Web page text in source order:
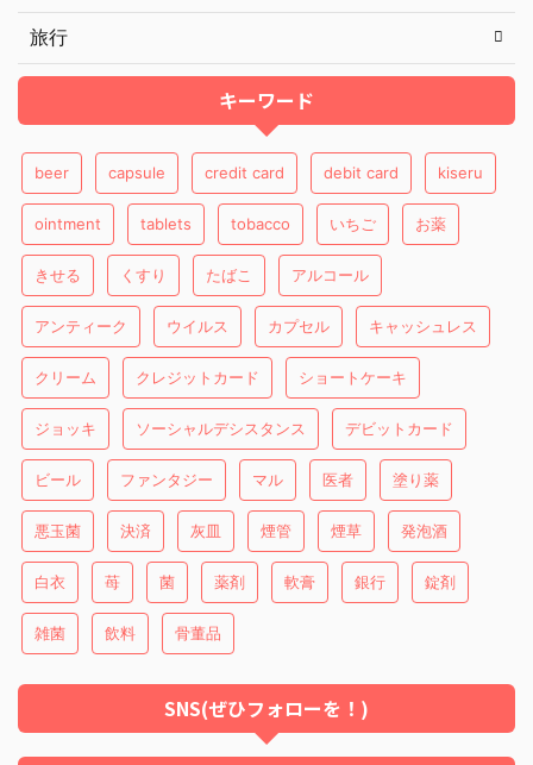
旅行
キーワード
beer capsule credit card debit card kiseru
ointment tablets tobacco いちご お薬
きせる くすり たばこ アルコール
アンティーク ウイルス カプセル キャッシュレス
クリーム クレジットカード ショートケーキ
ジョッキ ソーシャルデシスタンス デビットカード
ビール ファンタジー マル 医者 塗り薬
悪玉菌 決済 灰皿 煙管 煙草 発泡酒
白衣 苺 菌 薬剤 軟膏 銀行 錠剤
雑菌 飲料 骨董品
SNS(ぜひフォローを！)